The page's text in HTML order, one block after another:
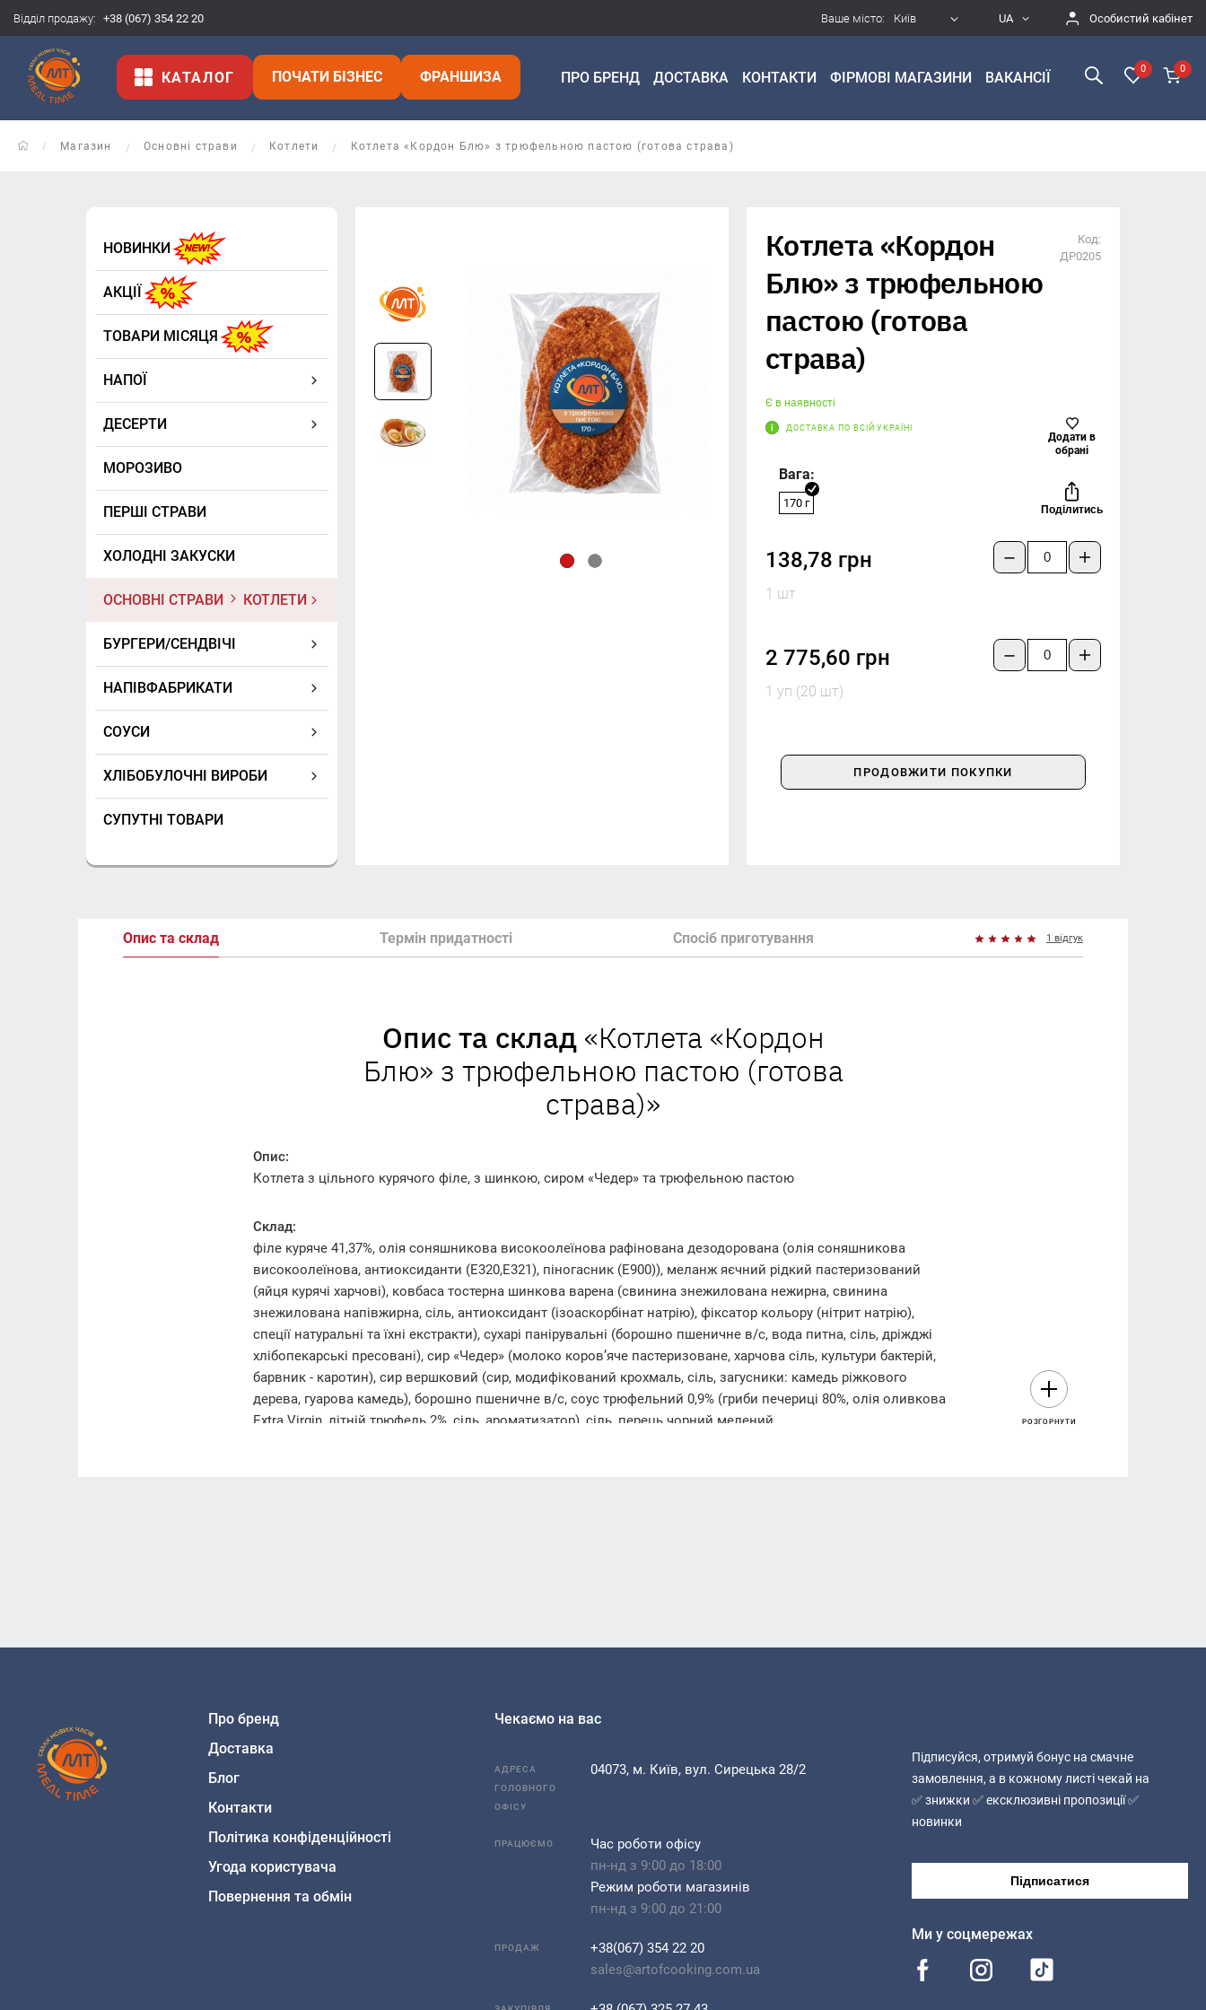
Відділ продажу: +38 (067) 354 22 20 Ваше місто: Київ UA Особистий кабінет
КАТАЛОГ ПОЧАТИ БІЗНЕС ФРАНШИЗА ПРО БРЕНД ДОСТАВКА КОНТАКТИ ФІРМОВІ МАГАЗИНИ ВАКАНСІЇ 0 0
Магазин Основні страви Котлети Котлета «Кордон Блю» з трюфельною пастою (готова страва)
НОВИНКИ
АКЦІЇ
ТОВАРИ МІСЯЦЯ
НАПОЇ
ДЕСЕРТИ
МОРОЗИВО
ПЕРШІ СТРАВИ
ХОЛОДНІ ЗАКУСКИ
ОСНОВНІ СТРАВИ КОТЛЕТИ
БУРГЕРИ/СЕНДВІЧІ
НАПІВФАБРИКАТИ
СОУСИ
ХЛІБОБУЛОЧНІ ВИРОБИ
СУПУТНІ ТОВАРИ
Котлета «Кордон
Блю» з трюфельною
пастою (готова
страва)
Код:
ДР0205
Є в наявності
ДОСТАВКА ПО ВСІЙ УКРАЇНІ
Вага:
170 г
138,78 грн
1 шт
2 775,60 грн
1 уп (20 шт)
ПРОДОВЖИТИ ПОКУПКИ
Додати в
обрані
Поділитись
Опис та склад Термін придатності Спосіб приготування 1 відгук
Опис та склад«Котлета «Кордон
Блю» з трюфельною пастою (готова
страва)»
Опис:
Котлета з цільного курячого філе, з шинкою, сиром «Чедер» та трюфельною пастою
Склад:
філе куряче 41,37%, олія соняшникова високоолеїнова рафінована дезодорована (олія соняшникова
високоолеїнова, антиоксиданти (Е320,Е321), піногасник (Е900)), меланж яєчний рідкий пастеризований
(яйця курячі харчові), ковбаса тостерна шинкова варена (свинина знежилована нежирна, свинина
знежилована напівжирна, сіль, антиоксидант (ізоаскорбінат натрію), фіксатор кольору (нітрит натрію),
спеції натуральні та їхні екстракти), сухарі панірувальні (борошно пшеничне в/с, вода питна, сіль, дріжджі
хлібопекарські пресовані), сир «Чедер» (молоко коров’яче пастеризоване, харчова сіль, культури бактерій,
барвник - каротин), сир вершковий (сир, модифікований крохмаль, сіль, загусники: камедь ріжкового
дерева, гуарова камедь), борошно пшеничне в/с, соус трюфельний 0,9% (гриби печериці 80%, олія оливкова
Extra Virgin, літній трюфель 2%, сіль, ароматизатор), сіль, перець чорний мелений.
селери, гірчиці, риби, соєвих продуктів.
РОЗГОРНУТИ
Про бренд
Доставка
Блог
Контакти
Політика конфіденційності
Угода користувача
Повернення та обмін
Чекаємо на вас
АДРЕСА
ГОЛОВНОГО
ОФІСУ
04073, м. Київ, вул. Сирецька 28/2
ПРАЦЮЄМО
Час роботи офісу
пн-нд з 9:00 до 18:00
Режим роботи магазинів
пн-нд з 9:00 до 21:00
ПРОДАЖ
+38(067) 354 22 20
sales@artofcooking.com.ua
Підписуйся, отримуй бонус на смачне
замовлення, а в кожному листі чекай на
✅ знижки ✅ ексклюзивні пропозиції ✅
новинки
Підписатися
Ми у соцмережах